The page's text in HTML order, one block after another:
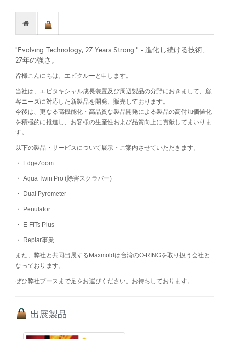
“Evolving Technology, 27 Years Strong.” - 進化し続ける技術、
27年の強さ。
皆様こんにちは。エピクルーと申します。
当社は、エピタキシャル成長装置及び周辺製品の分野におきまして、顧
客ニーズに対応した新製品を開発、販売しております。
今後は、更なる高機能化・高品質な製品開発による製品の高付加価値化
を積極的に推進し、お客様の生産性および品質向上に貢献してまいりま
す。
以下の製品・サービスについて展示・ご案内させていただきます。
・ EdgeZoom
・ Aqua Twin Pro (除害スクラバー)
・ Dual Pyrometer
・ Penulator
・ E-FITs Plus
・ Repiar事業
また、弊社と共同出展するMaxmoldは台湾のO-RINGを取り扱う会社と
なっております。
ぜひ弊社ブースまで足をお運びください。お待ちしております。
出展製品